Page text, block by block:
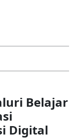
Belajar
Digital